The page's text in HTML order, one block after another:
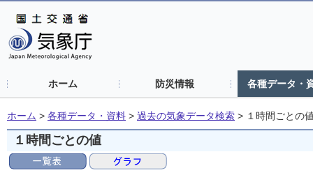
ホーム 防災情報 各種データ・
ホーム > 各種データ・資料 > 過去の気象データ検索 > １時間ごとの
１時間ごとの値